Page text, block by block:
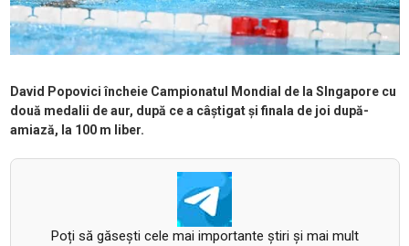
David Popovici încheie Campionatul Mondial de la SIngapore cu
două medalii de aur, după ce a câștigat și finala de joi după-
amiază, la 100 m liber.
Poți să găsești cele mai importante știri și mai mult